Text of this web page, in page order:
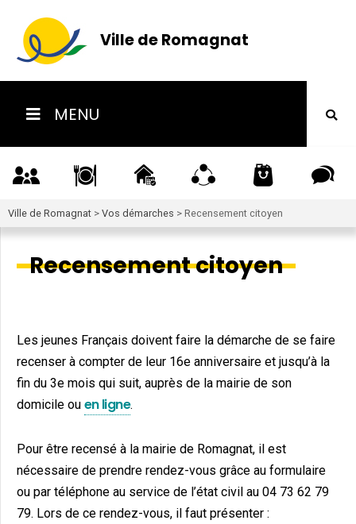
Ville de Romagnat
MENU
Ville de Romagnat > Vos démarches > Recensement citoyen
Recensement citoyen
Les jeunes Français doivent faire la démarche de se faire
recenser à compter de leur 16e anniversaire et jusqu’à la
fin du 3e mois qui suit, auprès de la mairie de son
domicile ou en ligne.
Pour être recensé à la mairie de Romagnat, il est
nécessaire de prendre rendez-vous grâce au formulaire
ou par téléphone au service de l’état civil au 04 73 62 79
79. Lors de ce rendez-vous, il faut présenter :